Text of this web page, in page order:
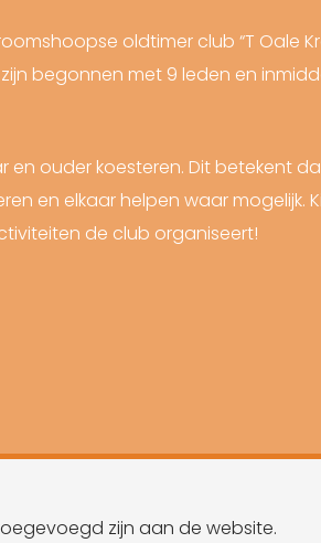
oldtimer club “T Oale
begonnen met 9 leden en
en ouder koesteren. Dit betekent
en elkaar helpen waar mogelijk.
de club organiseert!
zijn aan de website.